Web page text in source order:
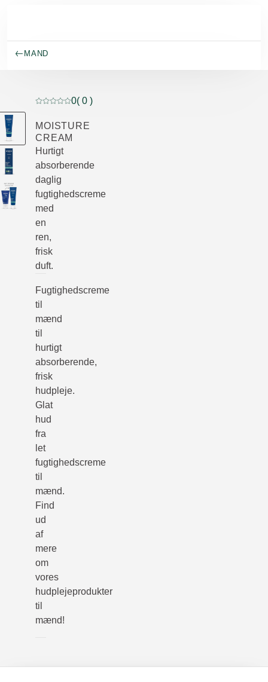
MAND
Current rating: 0 out of 5 stars rated by 0 customers
0( 0 )
MOISTURE
CREAM
Hurtigt
absorberende
daglig
fugtighedscreme
med
en
ren,
frisk
duft.
Fugtighedscreme
til
mænd
til
hurtigt
absorberende,
frisk
hudpleje.
Glat
hud
fra
let
fugtighedscreme
til
mænd.
Find
ud
af
mere
om
vores
hudplejeprodukter
til
mænd!